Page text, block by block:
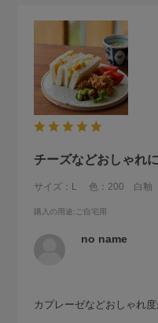
チーズなどおしゃれ
サイズ：L 色：200 白釉
購入の用途:ご自宅用
no name
カプレーゼなどおしゃれ